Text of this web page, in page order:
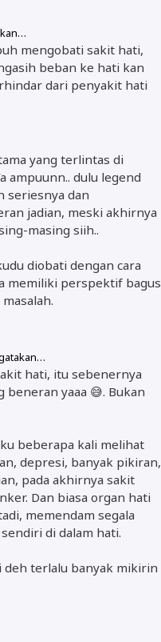
mengobati sakit hati,
beban ke hati kan
dari penyakit hati
yang terlintas di
ampuunn.. dulu legend
seriesnya dan
jadian, meski akhirnya
masing siih..
diobati dengan cara
memiliki perspektif bagus
hati, itu sebenernya
yaaa 😅. Bukan
beberapa kali melihat
depresi, banyak pikiran,
pada akhirnya sakit
Dan biasa organ hati
memendam segala
di dalam hati.
deh terlalu banyak mikirin